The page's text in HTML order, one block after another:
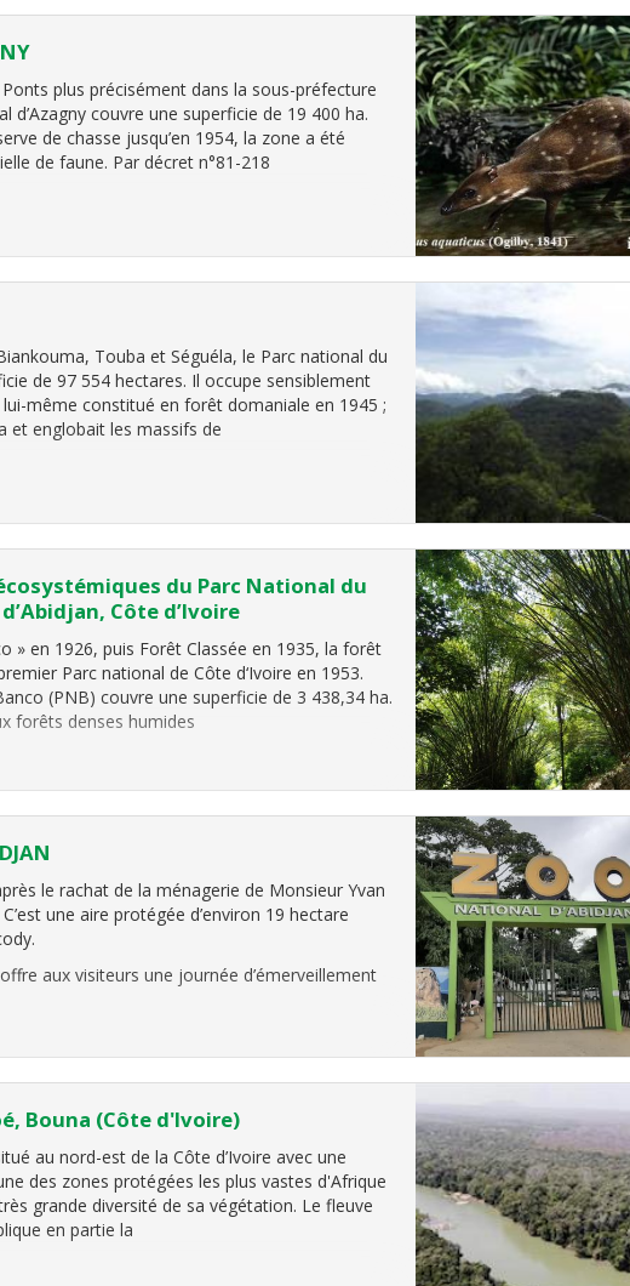
plus précisément dans la sous-préfecture
d’Azagny couvre une superficie de 19 400 ha.
de chasse jusqu’en 1954, la zone a été
de faune. Par décret n°81-218
Touba et Séguéla, le Parc national du
de 97 554 hectares. Il occupe sensiblement
même constitué en forêt domaniale en 1945 ;
et englobait les massifs de
du Parc National du
Côte d’Ivoire
» en 1926, puis Forêt Classée en 1935, la forêt
Parc national de Côte d‘Ivoire en 1953.
(PNB) couvre une superficie de 3 438,34 ha.
forêts denses humides
le rachat de la ménagerie de Monsieur Yvan
une aire protégée d’environ 19 hectare
aux visiteurs une journée d’émerveillement
Bouna (Côte d'Ivoire)
au nord-est de la Côte d’Ivoire avec une
des zones protégées les plus vastes d'Afrique
grande diversité de sa végétation. Le fleuve
en partie la